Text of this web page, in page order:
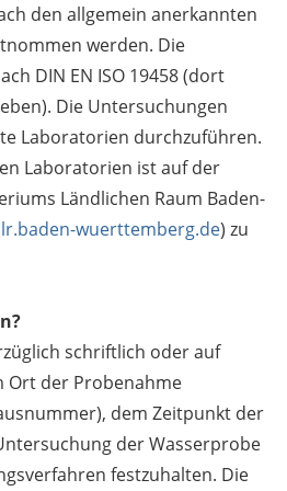
den allgemein anerkannten
werden. Die
DIN EN ISO 19458 (dort
Die Untersuchungen
Laboratorien durchzuführen.
Laboratorien ist auf der
Ländlichen Raum Baden-
wuerttemberg.de) zu
schriftlich oder auf
Ort der Probenahme
dem Zeitpunkt der
der Wasserprobe
festzuhalten. Die